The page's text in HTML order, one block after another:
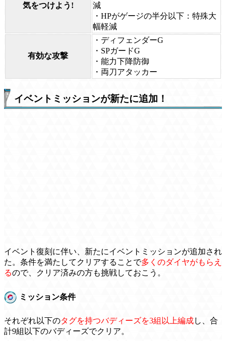
気をつけよう!
減
・HPがゲージの半分以下：特殊大
幅軽減
有効な攻撃
・ディフェンダーG
・SPガードG
・能力下降防御
・両刀アタッカー
イベントミッションが新たに追加！
イベント復刻に伴い、新たにイベントミッションが追加され
た。条件を満たしてクリアすることで多くのダイヤがもらえ
るので、クリア済みの方も挑戦しておこう。
ミッション条件
それぞれ以下のタグを持つバディーズを3組以上編成し、合
計9組以下のバディーズでクリア。